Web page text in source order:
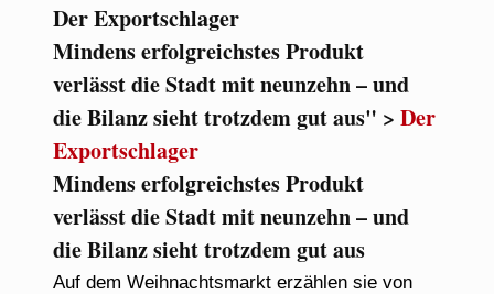
Der Exportschlager
Mindens erfolgreichstes Produkt
verlässt die Stadt mit neunzehn – und
die Bilanz sieht trotzdem gut aus" > Der
Exportschlager
Mindens erfolgreichstes Produkt
verlässt die Stadt mit neunzehn – und
die Bilanz sieht trotzdem gut aus
Auf dem Weihnachtsmarkt erzählen sie von